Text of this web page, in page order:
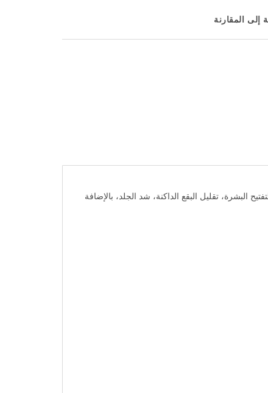
إلى المقارنة
لتفتيح البشرة، تقليل البقع الداكنة، شد الجلد، بالإضافة